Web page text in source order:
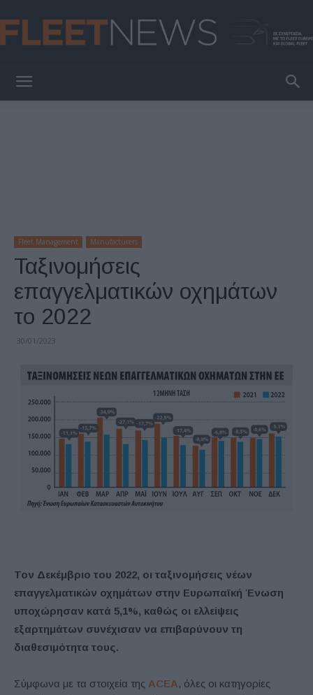
Fleet Management Manufacturers
Ταξινομήσεις
επαγγελματικών οχημάτων
το 2022
30/01/2023
Τον Δεκέμβριο του 2022, οι ταξινομήσεις νέων
επαγγελματικών οχημάτων στην Ευρωπαϊκή Ένωση
υποχώρησαν κατά 5,1%, καθώς οι ελλείψεις
εξαρτημάτων συνέχισαν να επιβαρύνουν τη
διαθεσιμότητα τους.
Σύμφωνα με τα στοιχεία της ACEA, όλες οι κατηγορίες